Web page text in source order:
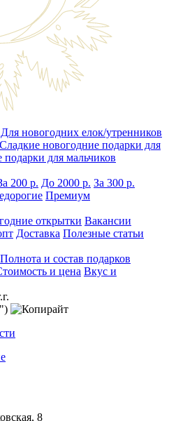
Для новогодних елок/утренников
Сладкие новогодние подарки для
для мальчиков
200 р. До 2000 р. За 300 р.
Премиум
открытки Вакансии
Доставка Полезные статьи
Полнота и состав подарков
и цена Вкус и
8